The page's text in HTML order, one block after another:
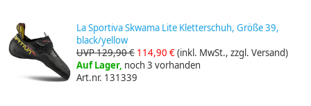
La Sportiva Skwama Lite Kletterschuh, Größe 39,
black/yellow
UVP 129,90 € 114,90 €(inkl. MwSt., zzgl. Versand)
Auf Lager, noch 3 vorhanden
Art.nr. 131339